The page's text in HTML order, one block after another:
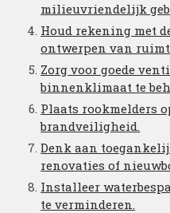
milieuvriendelijk
Houd rekening met
ontwerpen van
Zorg voor goede
binnenklimaat te
Plaats rookmelders
brandveiligheid.
Denk aan
renovaties of
Installeer
te verminderen.